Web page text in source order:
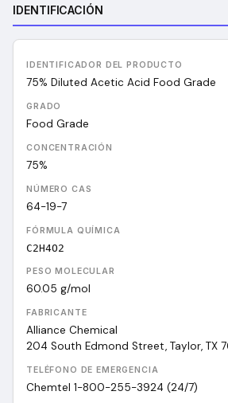
IDENTIFICACIÓN
IDENTIFICADOR DEL PRODUCTO
75% Diluted Acetic Acid Food Grade
GRADO
Food Grade
CONCENTRACIÓN
75%
NÚMERO CAS
64-19-7
FÓRMULA QUÍMICA
C2H4O2
PESO MOLECULAR
60.05 g/mol
FABRICANTE
Alliance Chemical
204 South Edmond Street, Taylor, TX
TELÉFONO DE EMERGENCIA
Chemtel 1-800-255-3924 (24/7)